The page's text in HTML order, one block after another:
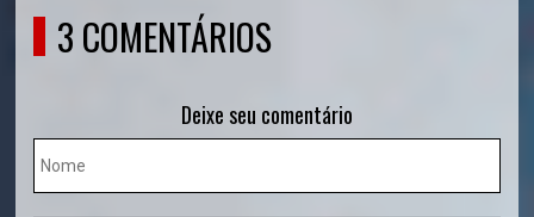
3 COMENTÁRIOS
Deixe seu comentário